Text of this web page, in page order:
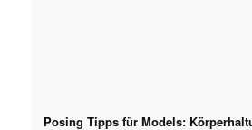
Posing Tipps für Models: